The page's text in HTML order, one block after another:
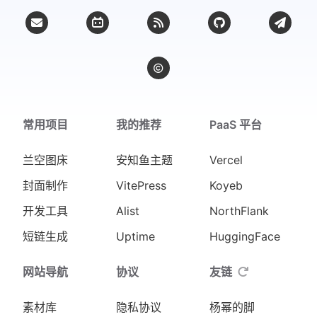
常用项目
兰空图床
封面制作
开发工具
短链生成
我的推荐
安知鱼主题
VitePress
Alist
Uptime
PaaS 平台
Vercel
Koyeb
NorthFlank
HuggingFace
网站导航
素材库
协议
隐私协议
友链
杨幂的脚